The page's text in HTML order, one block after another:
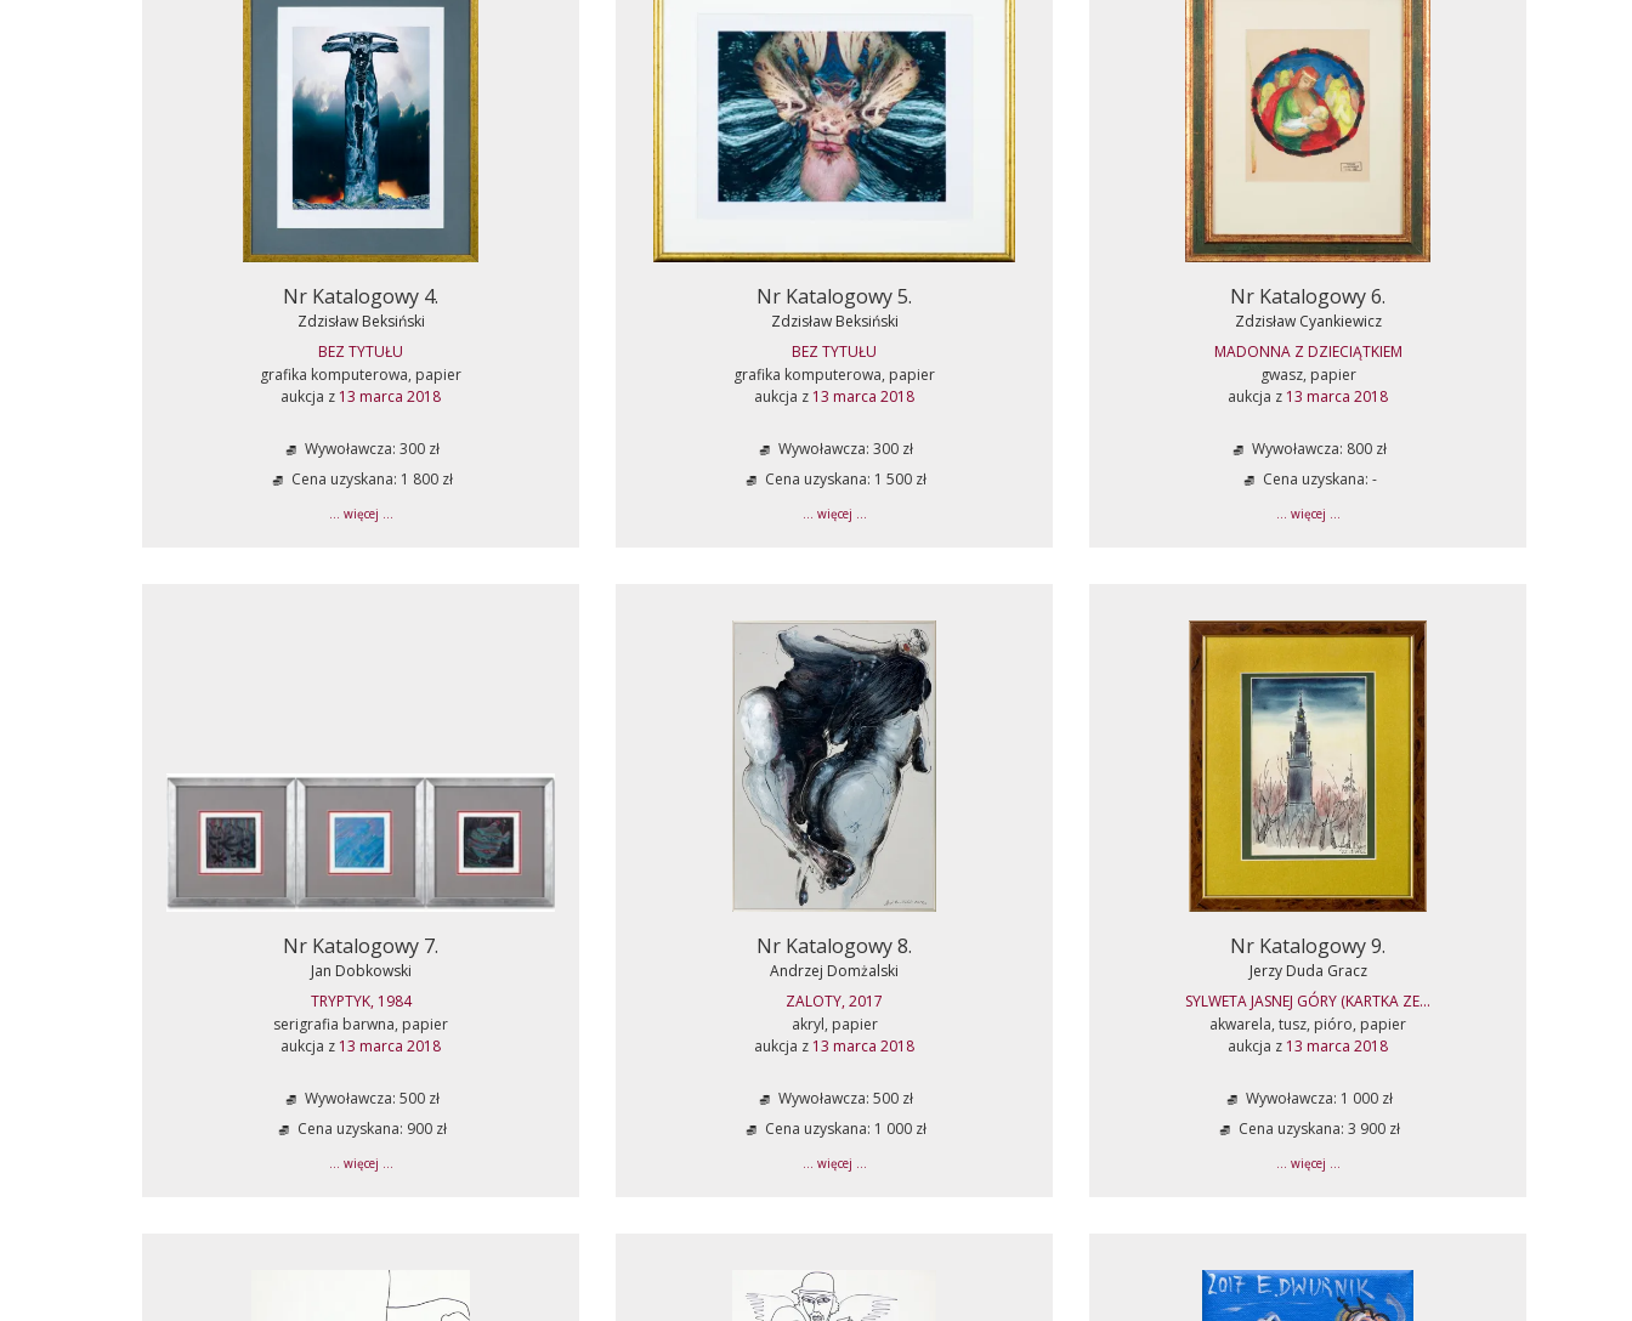
Nr Katalogowy 4.
Zdzisław Beksiński
BEZ TYTUŁU
grafika komputerowa, papier
aukcja z 13 marca 2018
Wywoławcza: 300 zł
Cena uzyskana: 1 800 zł
... więcej ...
Nr Katalogowy 5.
Zdzisław Beksiński
BEZ TYTUŁU
grafika komputerowa, papier
aukcja z 13 marca 2018
Wywoławcza: 300 zł
Cena uzyskana: 1 500 zł
... więcej ...
Nr Katalogowy 6.
Zdzisław Cyankiewicz
MADONNA Z DZIECIĄTKIEM
gwasz, papier
aukcja z 13 marca 2018
Wywoławcza: 800 zł
Cena uzyskana: -
... więcej ...
Nr Katalogowy 7.
Jan Dobkowski
TRYPTYK, 1984
serigrafia barwna, papier
aukcja z 13 marca 2018
Wywoławcza: 500 zł
Cena uzyskana: 900 zł
... więcej ...
Nr Katalogowy 8.
Andrzej Domżalski
ZALOTY, 2017
akryl, papier
aukcja z 13 marca 2018
Wywoławcza: 500 zł
Cena uzyskana: 1 000 zł
... więcej ...
Nr Katalogowy 9.
Jerzy Duda Gracz
SYLWETA JASNEJ GÓRY (KARTKA ZE...
akwarela, tusz, pióro, papier
aukcja z 13 marca 2018
Wywoławcza: 1 000 zł
Cena uzyskana: 3 900 zł
... więcej ...